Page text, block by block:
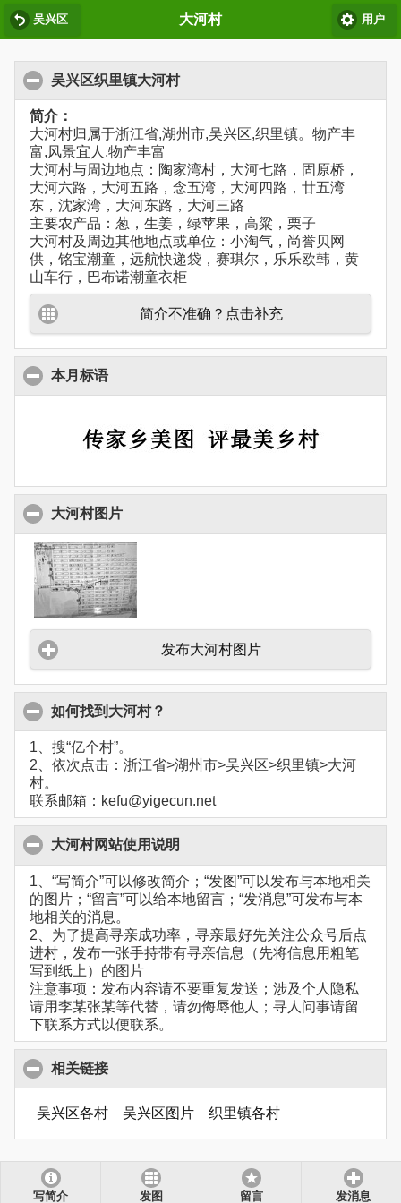
吴兴区 大河村 用户
吴兴区织里镇大河村
简介：
大河村归属于浙江省,湖州市,吴兴区,织里镇。物产丰
富,风景宜人,物产丰富
大河村与周边地点：陶家湾村，大河七路，固原桥，
大河六路，大河五路，念五湾，大河四路，廿五湾
东，沈家湾，大河东路，大河三路
主要农产品：葱，生姜，绿苹果，高粱，栗子
大河村及周边其他地点或单位：小淘气，尚誉贝网
供，铭宝潮童，远航快递袋，赛琪尔，乐乐欧韩，黄
山车行，巴布诺潮童衣柜
简介不准确？点击补充
本月标语
大河村图片
发布大河村图片
如何找到大河村？
1、搜“亿个村”。
2、依次点击：浙江省>湖州市>吴兴区>织里镇>大河
村。
联系邮箱：kefu@yigecun.net
大河村网站使用说明
1、“写简介”可以修改简介；“发图”可以发布与本地相关
的图片；“留言”可以给本地留言；“发消息”可发布与本
地相关的消息。
2、为了提高寻亲成功率，寻亲最好先关注公众号后点
进村，发布一张手持带有寻亲信息（先将信息用粗笔
写到纸上）的图片
注意事项：发布内容请不要重复发送；涉及个人隐私
请用李某张某等代替，请勿侮辱他人；寻人问事请留
下联系方式以便联系。
相关链接
吴兴区各村 吴兴区图片 织里镇各村
写简介 发图 留言 发消息